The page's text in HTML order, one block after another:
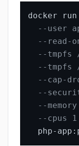
docker
--user
--read-
--tmpfs
--tmpfs
--cap-
--
--
--cpus
php-